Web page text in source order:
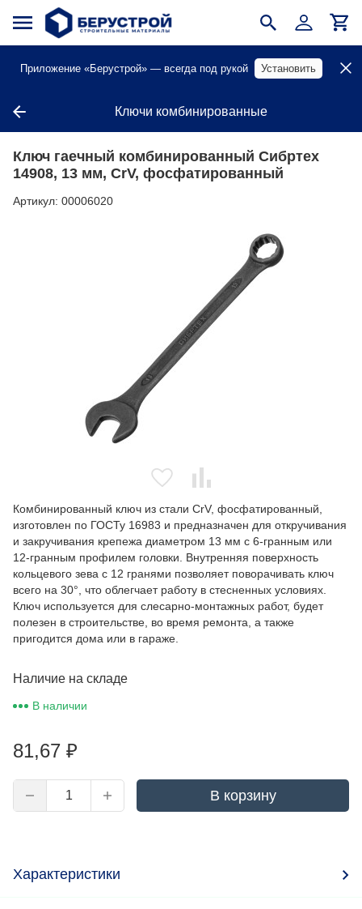
Приложение «Берустрой» — всегда под рукой Установить
Ключи комбинированные
Ключ гаечный комбинированный Сибртех
14908, 13 мм, CrV, фосфатированный
Артикул: 00006020
Комбинированный ключ из стали CrV, фосфатированный,
изготовлен по ГОСТу 16983 и предназначен для откручивания
и закручивания крепежа диаметром 13 мм с 6-гранным или
12-гранным профилем головки. Внутренняя поверхность
кольцевого зева с 12 гранями позволяет поворачивать ключ
всего на 30°, что облегчает работу в стесненных условиях.
Ключ используется для слесарно-монтажных работ, будет
полезен в строительстве, во время ремонта, а также
пригодится дома или в гараже.
Наличие на складе
В наличии
81,67 ₽
В корзину
Характеристики